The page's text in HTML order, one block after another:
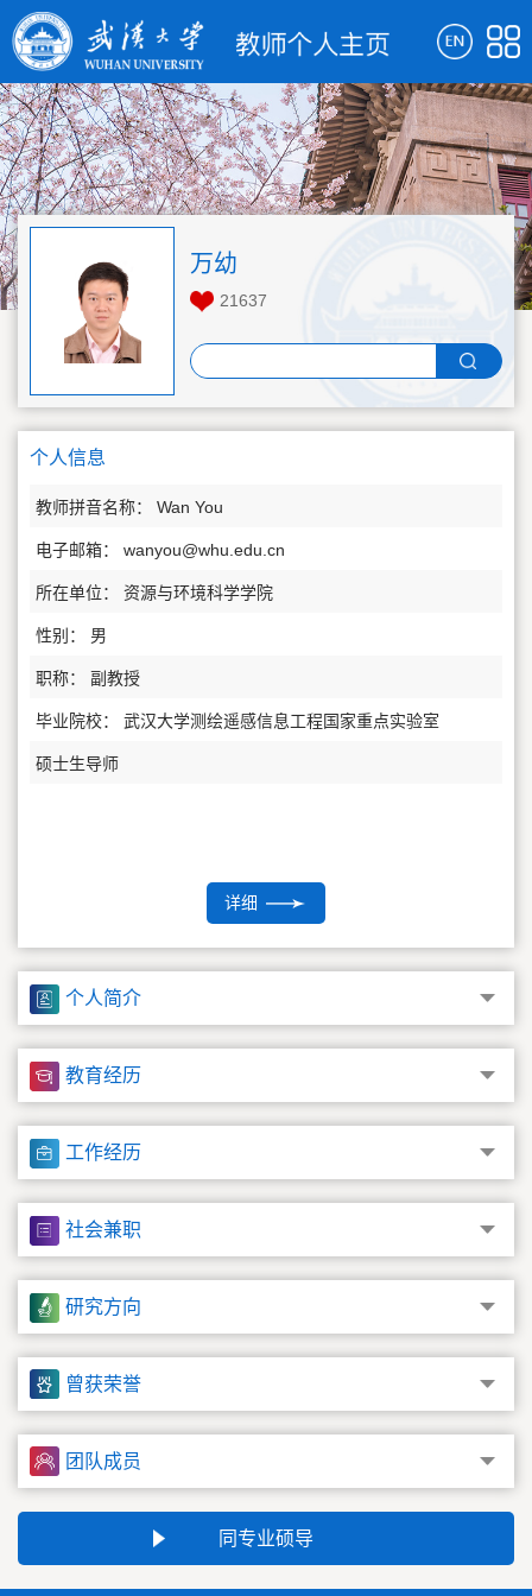
万幼
21637
个人信息
教师拼音名称： Wan You
电子邮箱： wanyou@whu.edu.cn
所在单位： 资源与环境科学学院
性别： 男
职称： 副教授
毕业院校： 武汉大学测绘遥感信息工程国家重点实验室
硕士生导师
详细
个人简介
教育经历
工作经历
社会兼职
研究方向
曾获荣誉
团队成员
同专业硕导